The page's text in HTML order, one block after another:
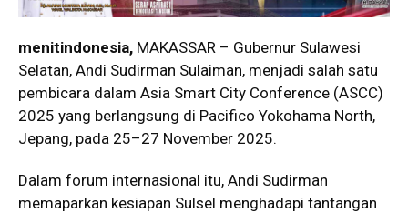
menitindonesia, MAKASSAR – Gubernur Sulawesi
Selatan, Andi Sudirman Sulaiman, menjadi salah satu
pembicara dalam Asia Smart City Conference (ASCC)
2025 yang berlangsung di Pacifico Yokohama North,
Jepang, pada 25–27 November 2025.
Dalam forum internasional itu, Andi Sudirman
memaparkan kesiapan Sulsel menghadapi tantangan